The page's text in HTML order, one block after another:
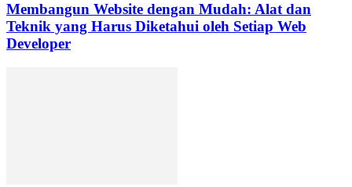
Membangun Website dengan Mudah: Alat dan
Teknik yang Harus Diketahui oleh Setiap Web
Developer